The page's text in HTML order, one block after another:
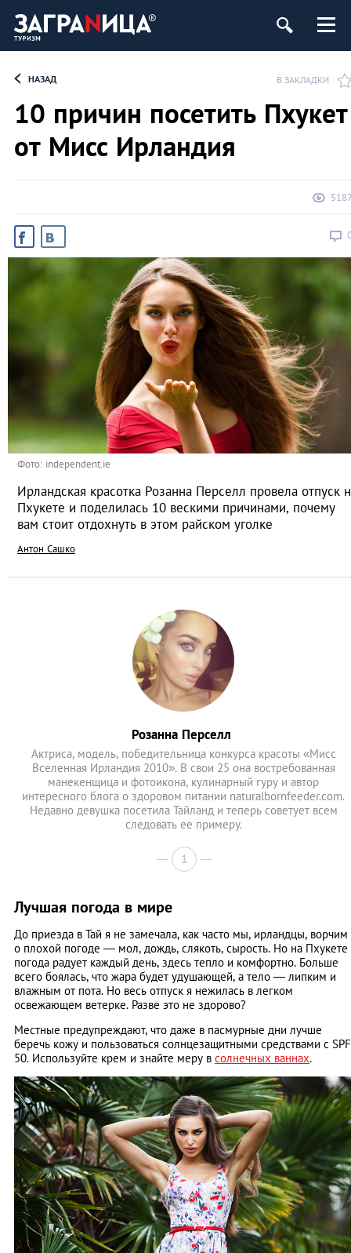
НАЗАД В ЗАКЛАДКИ
10 причин посетить Пхукет
от Мисс Ирландия
Фото: independent.ie
Ирландская красотка Розанна Перселл провела отпуск
Пхукете и поделилась 10 вескими причинами, почему
вам стоит отдохнуть в этом райском уголке
Антон Сашко
Розанна Перселл
Актриса, модель, победительница конкурса красоты «Мисс
Вселенная Ирландия 2010». В свои 25 она востребованная
манекенщица и фотоикона, кулинарный гуру и автор
интересного блога о здоровом питании naturalbornfeeder.com.
Недавно девушка посетила Тайланд и теперь советует всем
следовать ее примеру.
1
Лучшая погода в мире
До приезда в Тай я не замечала, как часто мы, ирландцы, ворчим
о плохой погоде — мол, дождь, слякоть, сырость. Но на Пхукете
погода радует каждый день, здесь тепло и комфортно. Больше
всего боялась, что жара будет удушающей, а тело — липким и
влажным от пота. Но весь отпуск я нежилась в легком
освежающем ветерке. Разве это не здорово?
Местные предупреждают, что даже в пасмурные дни лучше
беречь кожу и пользоваться солнцезащитными средствами с SPF
50. Используйте крем и знайте меру в солнечных ваннах.